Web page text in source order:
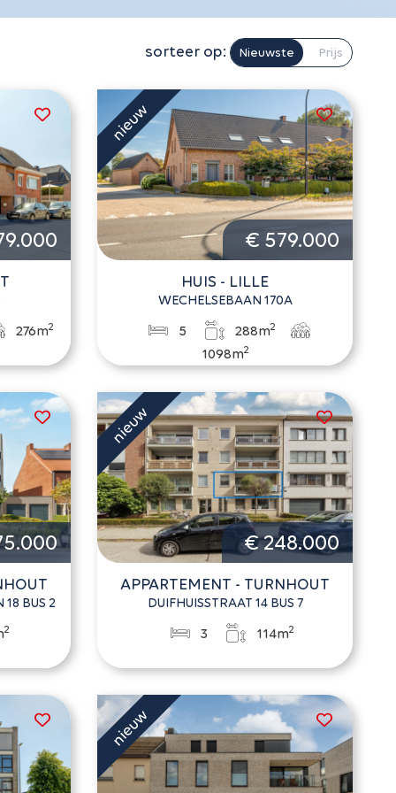
sorteer op: Nieuwste Prijs
276m2
€ 579.000
HUIS - LILLE
WECHELSEBAAN 170A
5 288m2
1098m2
18 BUS 2
2
€ 248.000
APPARTEMENT - TURNHOUT
DUIFHUISSTRAAT 14 BUS 7
3 114m2